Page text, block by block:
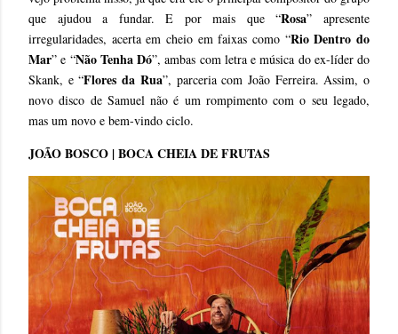
que ajudou a fundar. E por mais que “Rosa” apresente
irregularidades, acerta em cheio em faixas como “Rio Dentro do
Mar” e “Não Tenha Dó”, ambas com letra e música do ex-líder do
Skank, e “Flores da Rua”, parceria com João Ferreira. Assim, o
novo disco de Samuel não é um rompimento com o seu legado,
mas um novo e bem-vindo ciclo.
JOÃO BOSCO | BOCA CHEIA DE FRUTAS